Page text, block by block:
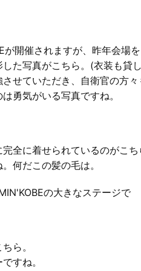
が開催されますが、昨年会場
た写真がこちら。(衣装も貸
せていただき、自衛官の方
勇気がいる写真ですね。
全に着せられているのがこち
何だこの髪の毛は。
の大きなステージで
ら。
すね。